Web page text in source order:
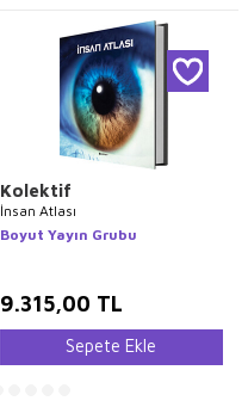
Kolektif
İnsan Atlası
Boyut Yayın Grubu
9.315,00 TL
Sepete Ekle